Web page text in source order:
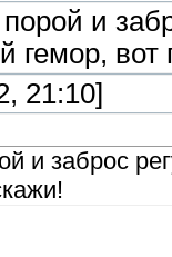
и
гемор, вот
21:10]
и заброс